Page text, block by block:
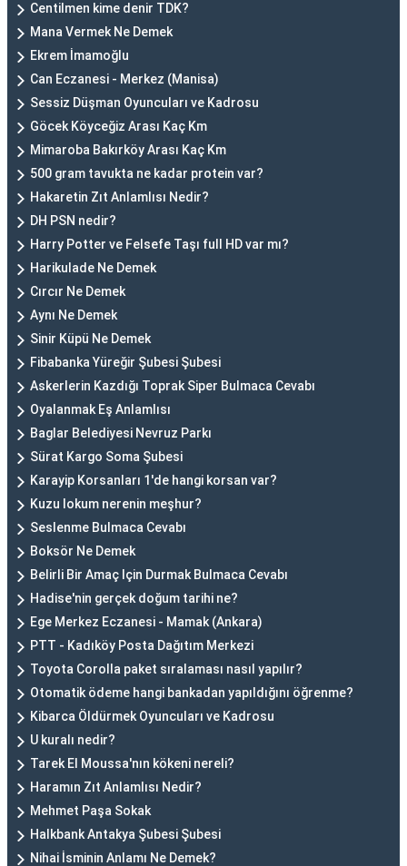
Centilmen kime denir TDK?
Mana Vermek Ne Demek
Ekrem İmamoğlu
Can Eczanesi - Merkez (Manisa)
Sessiz Düşman Oyuncuları ve Kadrosu
Göcek Köyceğiz Arası Kaç Km
Mimaroba Bakırköy Arası Kaç Km
500 gram tavukta ne kadar protein var?
Hakaretin Zıt Anlamlısı Nedir?
DH PSN nedir?
Harry Potter ve Felsefe Taşı full HD var mı?
Harikulade Ne Demek
Cırcır Ne Demek
Aynı Ne Demek
Sinir Küpü Ne Demek
Fibabanka Yüreğir Şubesi Şubesi
Askerlerin Kazdığı Toprak Siper Bulmaca Cevabı
Oyalanmak Eş Anlamlısı
Baglar Belediyesi Nevruz Parkı
Sürat Kargo Soma Şubesi
Karayip Korsanları 1'de hangi korsan var?
Kuzu lokum nerenin meşhur?
Seslenme Bulmaca Cevabı
Boksör Ne Demek
Belirli Bir Amaç Için Durmak Bulmaca Cevabı
Hadise'nin gerçek doğum tarihi ne?
Ege Merkez Eczanesi - Mamak (Ankara)
PTT - Kadıköy Posta Dağıtım Merkezi
Toyota Corolla paket sıralaması nasıl yapılır?
Otomatik ödeme hangi bankadan yapıldığını öğrenme?
Kibarca Öldürmek Oyuncuları ve Kadrosu
U kuralı nedir?
Tarek El Moussa'nın kökeni nereli?
Haramın Zıt Anlamlısı Nedir?
Mehmet Paşa Sokak
Halkbank Antakya Şubesi Şubesi
Nihai İsminin Anlamı Ne Demek?